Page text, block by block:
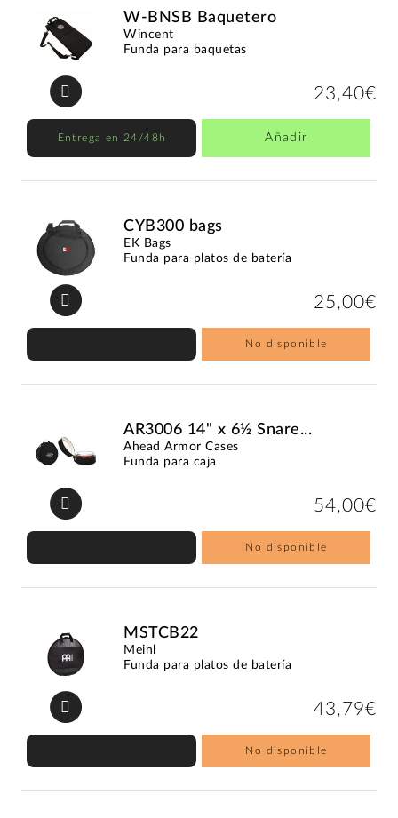
W-BNSB Baquetero
Wincent
Funda para baquetas
23,40€
Entrega en 24/48h Añadir
CYB300 bags
EK Bags
Funda para platos de batería
25,00€
No disponible
AR3006 14" x 6½ Snare...
Ahead Armor Cases
Funda para caja
54,00€
No disponible
MSTCB22
Meinl
Funda para platos de batería
43,79€
No disponible